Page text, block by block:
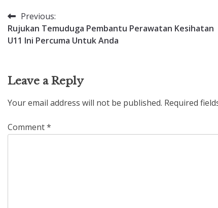
Post
navigation
Previous:
Rujukan Temuduga Pembantu Perawatan Kesihatan
U11 Ini Percuma Untuk Anda
Leave a Reply
Your email address will not be published. Required
Comment*